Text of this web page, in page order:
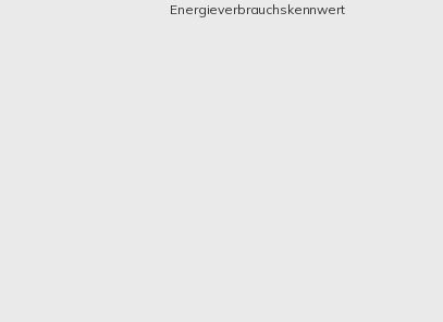
Energieverbrauchskennwert